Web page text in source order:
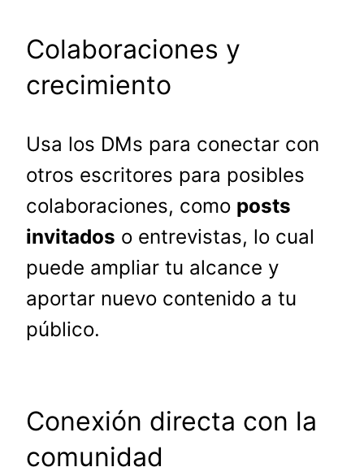
Colaboraciones y
crecimiento
Usa los DMs para conectar con
otros escritores para posibles
colaboraciones, como posts
invitados o entrevistas, lo cual
puede ampliar tu alcance y
aportar nuevo contenido a tu
público.
Conexión directa con la
comunidad